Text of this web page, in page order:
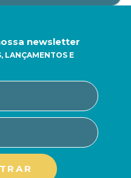
newsletter
LANÇAMENTOS E